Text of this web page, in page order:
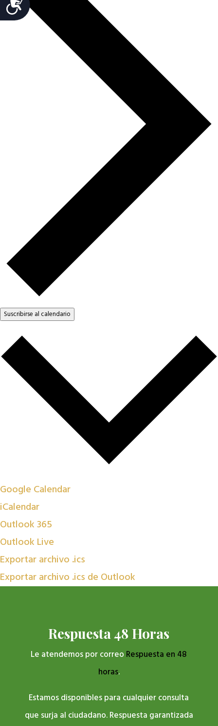
Accesibilidad
Suscribirse al calendario
Google Calendar
iCalendar
Outlook 365
Outlook Live
Exportar archivo .ics
Exportar archivo .ics de Outlook
Respuesta 48 Horas
Le atendemos por correo Respuesta en 48
horas.
Estamos disponibles para cualquier consulta
que surja al ciudadano. Respuesta garantizada